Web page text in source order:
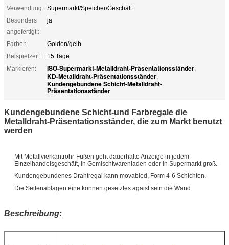
Verwendung:: Supermarkt/Speicher/Geschäft
Besonders
angefertigt::
ja
Farbe::
Golden/gelb
Beispielzeit::
15 Tage
Markieren:
ISO-Supermarkt-Metalldraht-Präsentationsständer,
KD-Metalldraht-Präsentationsständer,
Kundengebundene Schicht-Metalldraht-
Präsentationsständer
Kundengebundene Schicht-und Farbregale die
Metalldraht-Präsentationsständer, die zum Markt benutzt
werden
Mit Metallvierkantrohr-Füßen geht dauerhafte Anzeige in jedem
Einzelhandelsgeschäft, in Gemischtwarenladen oder in Supermarkt groß.
Kundengebundenes Drahtregal kann movabled, Form 4-6 Schichten.
Die Seitenablagen eine können gesetztes agaist sein die Wand.
Beschreibung: